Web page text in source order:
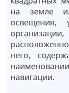
на земле
освещения,
него,
навигации.